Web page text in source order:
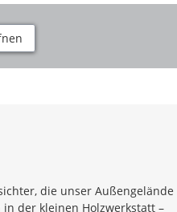
die unser Außengelände
der kleinen Holzwerkstatt –